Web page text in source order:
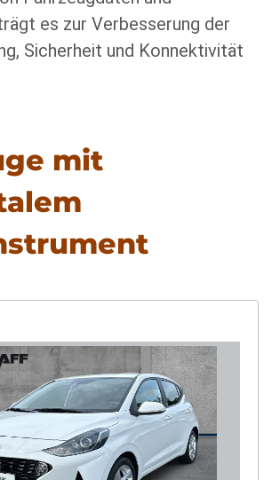
es zur Verbesserung der
Sicherheit und Konnektivität
mit